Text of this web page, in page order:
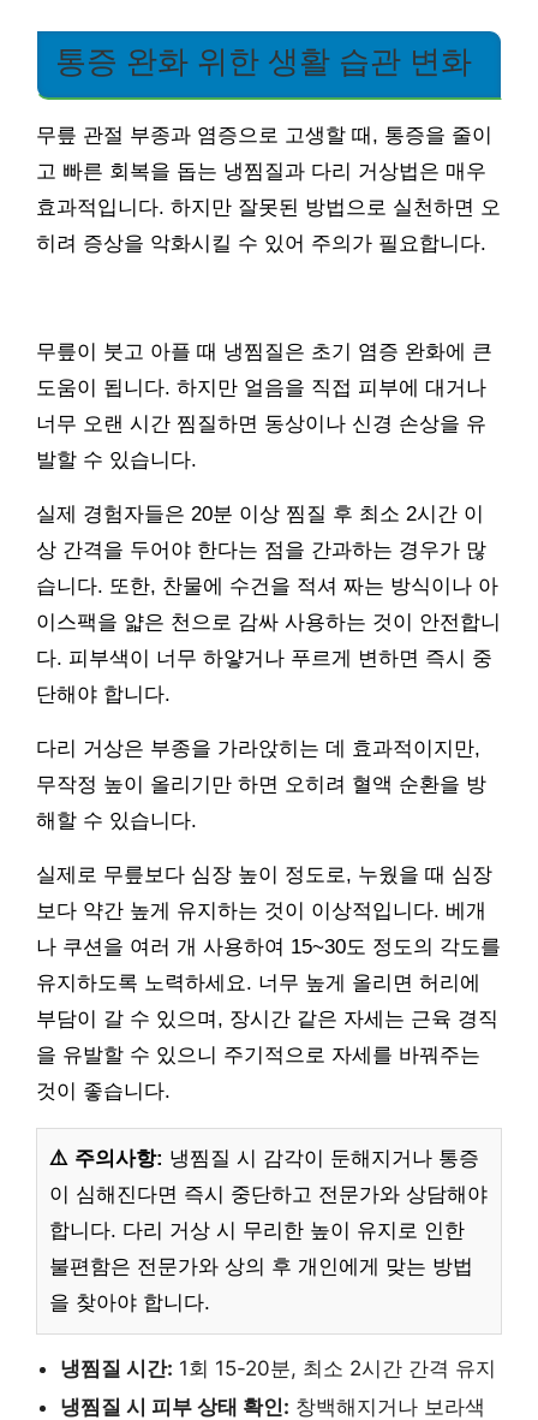
통증 완화 위한 생활 습관 변화
무릎 관절 부종과 염증으로 고생할 때, 통증을 줄이
고 빠른 회복을 돕는 냉찜질과 다리 거상법은 매우
효과적입니다. 하지만 잘못된 방법으로 실천하면 오
히려 증상을 악화시킬 수 있어 주의가 필요합니다.
무릎이 붓고 아플 때 냉찜질은 초기 염증 완화에 큰
도움이 됩니다. 하지만 얼음을 직접 피부에 대거나
너무 오랜 시간 찜질하면 동상이나 신경 손상을 유
발할 수 있습니다.
실제 경험자들은 20분 이상 찜질 후 최소 2시간 이
상 간격을 두어야 한다는 점을 간과하는 경우가 많
습니다. 또한, 찬물에 수건을 적셔 짜는 방식이나 아
이스팩을 얇은 천으로 감싸 사용하는 것이 안전합니
다. 피부색이 너무 하얗거나 푸르게 변하면 즉시 중
단해야 합니다.
다리 거상은 부종을 가라앉히는 데 효과적이지만,
무작정 높이 올리기만 하면 오히려 혈액 순환을 방
해할 수 있습니다.
실제로 무릎보다 심장 높이 정도로, 누웠을 때 심장
보다 약간 높게 유지하는 것이 이상적입니다. 베개
나 쿠션을 여러 개 사용하여 15~30도 정도의 각도를
유지하도록 노력하세요. 너무 높게 올리면 허리에
부담이 갈 수 있으며, 장시간 같은 자세는 근육 경직
을 유발할 수 있으니 주기적으로 자세를 바꿔주는
것이 좋습니다.
⚠️ 주의사항: 냉찜질 시 감각이 둔해지거나 통증
이 심해진다면 즉시 중단하고 전문가와 상담해야
합니다. 다리 거상 시 무리한 높이 유지로 인한
불편함은 전문가와 상의 후 개인에게 맞는 방법
을 찾아야 합니다.
냉찜질 시간: 1회 15-20분, 최소 2시간 간격 유지
냉찜질 시 피부 상태 확인: 창백해지거나 보라색